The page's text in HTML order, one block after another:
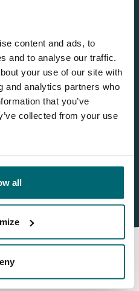
content and ads, to
and to analyse our traffic.
your use of our site with
and analytics partners who
that you’ve
collected from your use
all
Informationen?
über diesen See? Wir